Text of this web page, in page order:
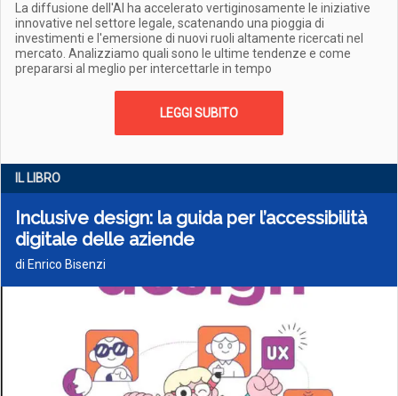
La diffusione dell'AI ha accelerato vertiginosamente le iniziative
innovative nel settore legale, scatenando una pioggia di
investimenti e l'emersione di nuovi ruoli altamente ricercati nel
mercato. Analizziamo quali sono le ultime tendenze e come
prepararsi al meglio per intercettarle in tempo
LEGGI SUBITO
IL LIBRO
Inclusive design: la guida per l’accessibilità
digitale delle aziende
di Enrico Bisenzi